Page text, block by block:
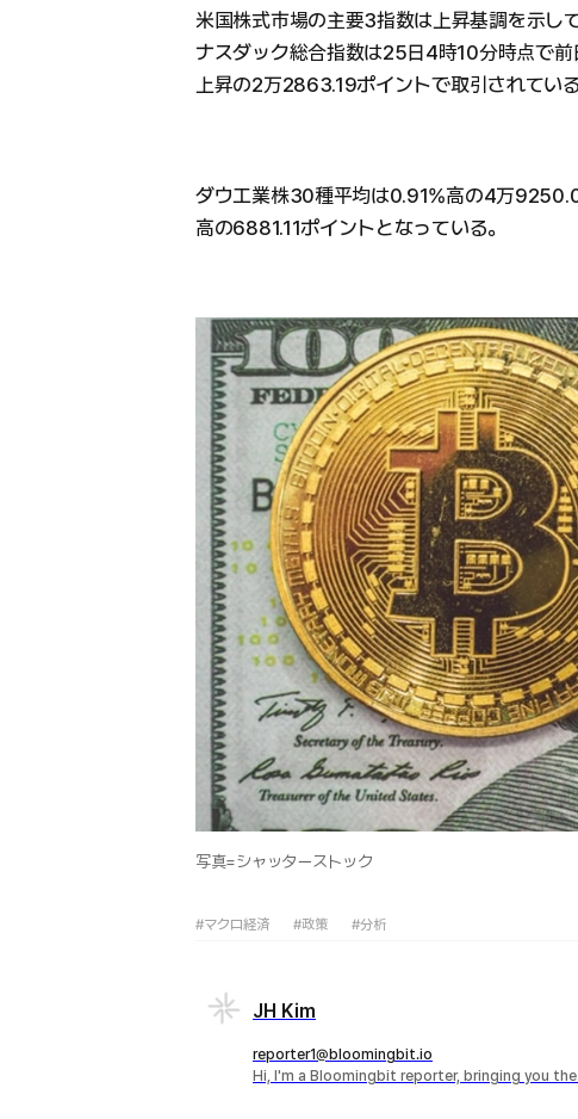
米国株式市場の主要3指数は上昇基調を示して
ナスダック総合指数は25日4時10分時点で
上昇の2万2863.19ポイントで取引されている
ダウ工業株30種平均は0.91%高の4万
高の6881.11ポイントとなっている。
写真=シャッターストック
#マクロ経済 #政策 #分析
JH Kim
reporter1@bloomingbit.io
Hi, I'm a Bloomingbit reporter, bringing you